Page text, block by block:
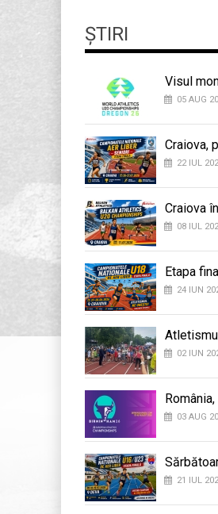
ȘTIRI
Visul
05 AUG
Craiova,
22 IUL
Craiova
08 IUL
Etapa
24 IUN
02 IUN
03 AUG
21 IUL